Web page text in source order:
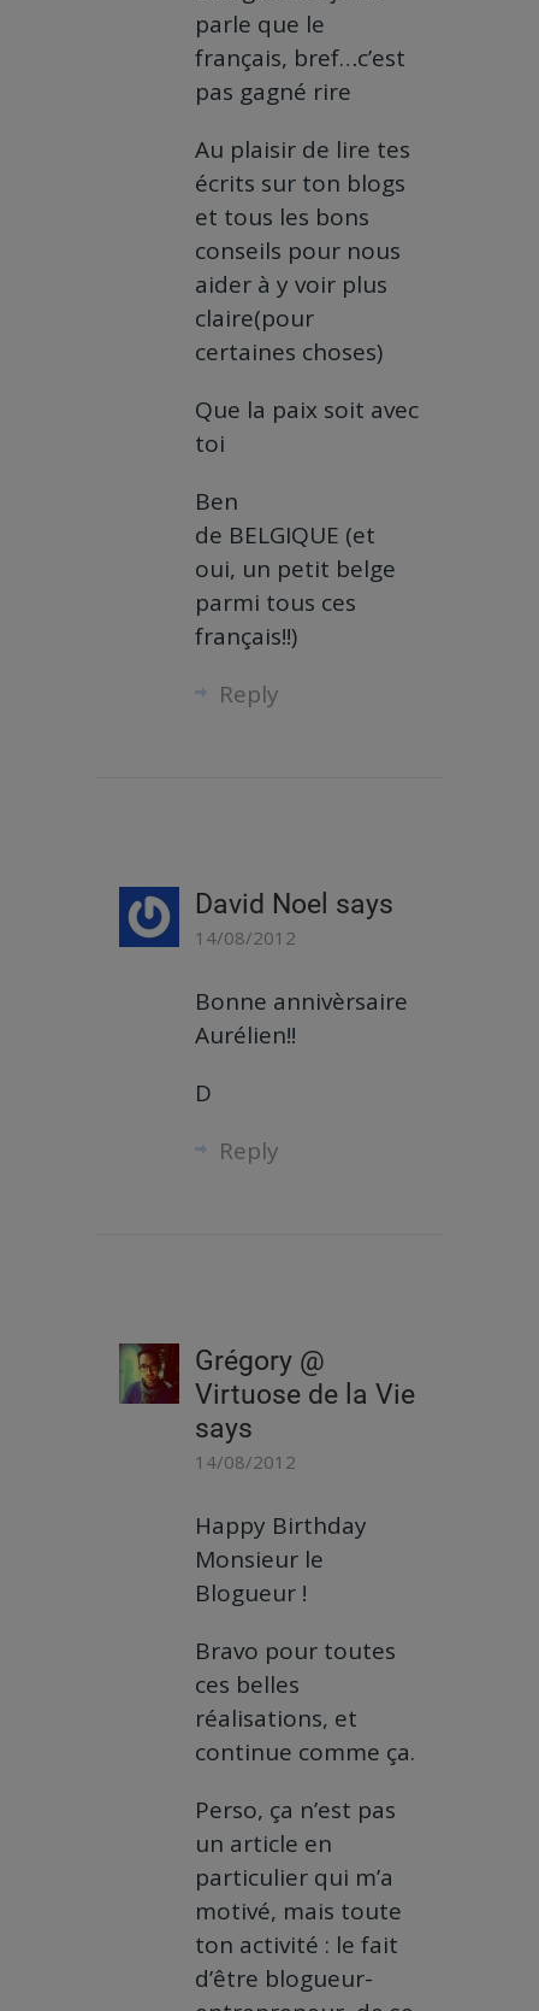
parle que le
français, bref…c’est
pas gagné rire
Au plaisir de lire tes
écrits sur ton blogs
et tous les bons
conseils pour nous
aider à y voir plus
claire(pour
certaines choses)
Que la paix soit avec
toi
Ben
de BELGIQUE (et
oui, un petit belge
parmi tous ces
français!!)
Reply
David Noel says
14/08/2012
Bonne annivèrsaire
Aurélien!!
D
Reply
Grégory @
Virtuose de la Vie
says
14/08/2012
Happy Birthday
Monsieur le
Blogueur !
Bravo pour toutes
ces belles
réalisations, et
continue comme ça.
Perso, ça n’est pas
un article en
particulier qui m’a
motivé, mais toute
ton activité : le fait
d’être blogueur-